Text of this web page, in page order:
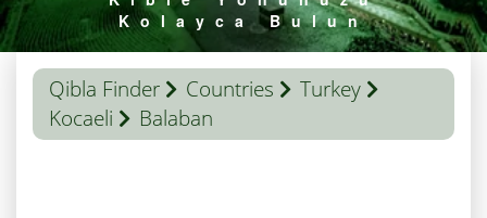
Kolayca Bulun
Qibla Finder Countries
Turkey
Kocaeli
Balaban